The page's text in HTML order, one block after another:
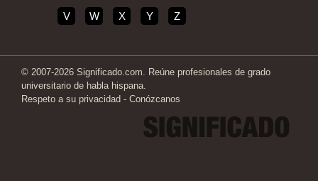
V W X Y Z
© 2007-2026 Significado.com. Reúne profesionales de grado
universitario de habla hispana.
Respeto a su privacidad - Conózcanos